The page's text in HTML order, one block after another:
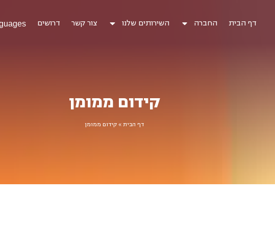
דף הבית החברה השירותים שלנו צור קשר דרושים
קידום ממומן
דף הבית » קידום ממומן